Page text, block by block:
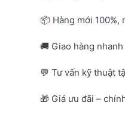
📦 Hàng mới 100%,
🚚 Giao hàng
💬 Tư vấn kỹ thuật
🎁 Giá ưu đãi –